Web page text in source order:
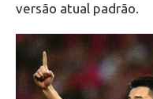
versão atual padrão.